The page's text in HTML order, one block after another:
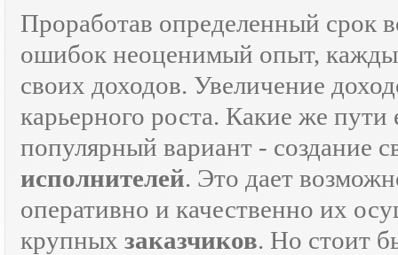
Проработав определенный срок
ошибок неоценимый опыт,
своих доходов. Увеличение
карьерного роста. Какие же пути
популярный вариант - создание
исполнителей. Это дает
оперативно и качественно их
крупных заказчиков. Но стоит